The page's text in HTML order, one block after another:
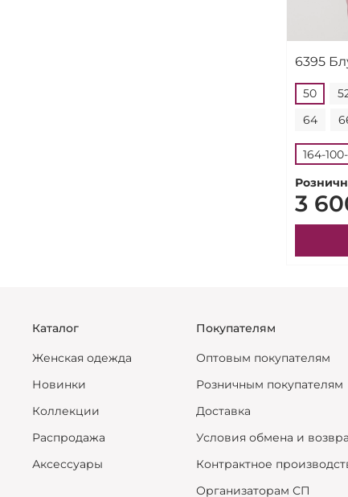
6395
50
64
164-
3
Каталог
Женская одежда
Новинки
Коллекции
Распродажа
Аксессуары
Покупателям
Оптовым покупателям
Розничным покупателям
Доставка
Условия обмена и
Контрактное
Организаторам СП